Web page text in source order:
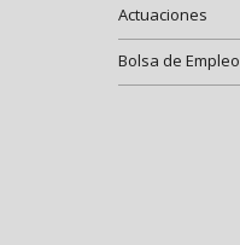
Actuaciones
Bolsa de Empleo